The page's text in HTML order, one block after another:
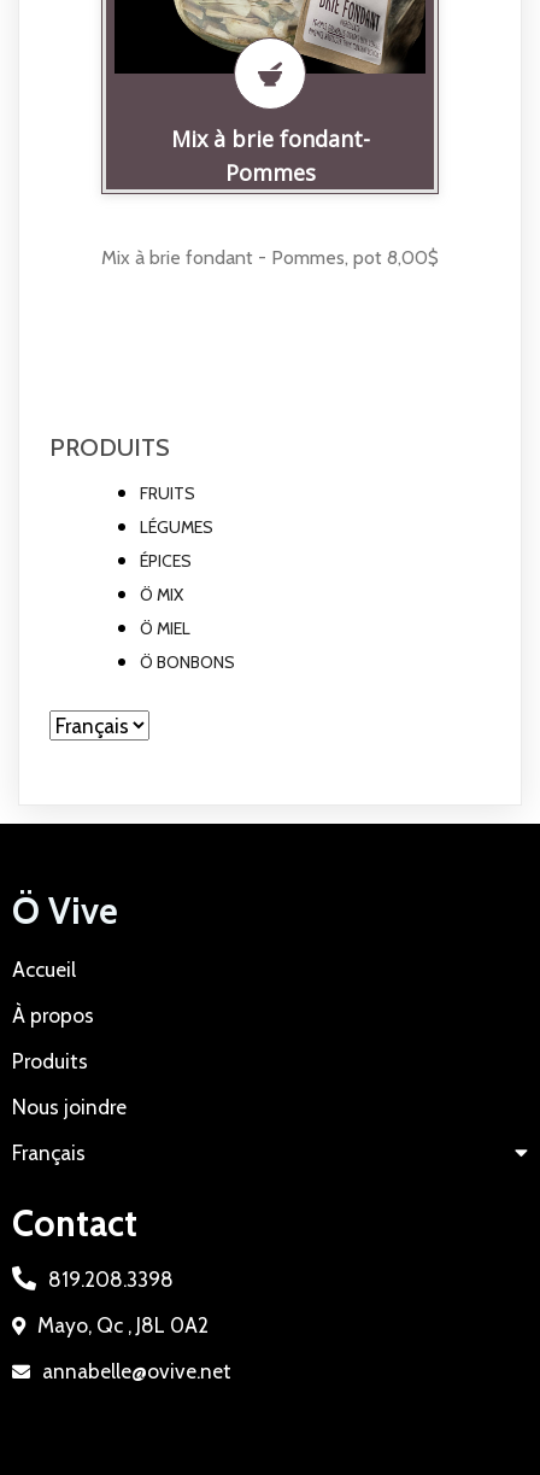
Mix à brie fondant-
Pommes
Mix à brie fondant - Pommes, pot 8,00$
PRODUITS
FRUITS
LÉGUMES
ÉPICES
Ö MIX
Ö MIEL
Ö BONBONS
Choisir
Ö Vive
Accueil
À propos
Produits
Nous joindre
Français
Contact
819.208.3398
Mayo, Qc , J8L 0A2
annabelle@ovive.net